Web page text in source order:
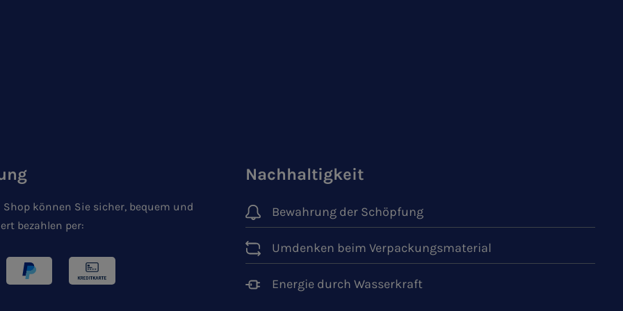
können Sie sicher, bequem und
bezahlen per:
Nachhaltigkeit
Bewahrung der Schöpfung
Umdenken beim Verpackungsmaterial
Energie durch Wasserkraft